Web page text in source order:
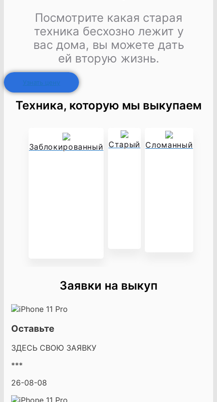
Посмотрите какая старая
техника бесхозно лежит у
вас дома, вы можете дать
ей вторую жизнь.
Узнать цену
Техника, которую мы выкупаем
Заблокированный Старый Сломанный
Заявки на выкуп
Оставьте
ЗДЕСЬ СВОЮ ЗАЯВКУ
***
26-08-08